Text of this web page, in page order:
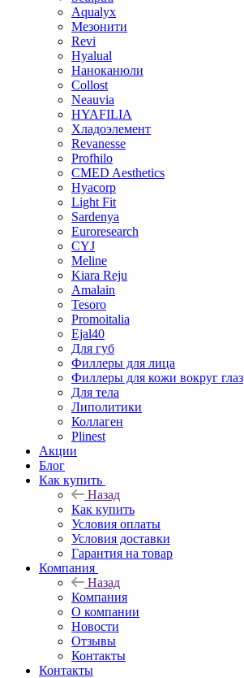
Aqualyx
Мезонити
Revi
Hyalual
Наноканюли
Collost
Neauvia
HYAFILIA
Хладоэлемент
Revanesse
Profhilo
CMED Aesthetics
Hyacorp
Light Fit
Sardenya
Euroresearch
CYJ
Meline
Kiara Reju
Amalain
Tesoro
Promoitalia
Ejal40
Для губ
Филлеры для лица
Филлеры для кожи вокруг глаз
Для тела
Липолитики
Коллаген
Plinest
Акции
Блог
Как купить
Назад
Как купить
Условия оплаты
Условия доставки
Гарантия на товар
Компания
Назад
Компания
О компании
Новости
Отзывы
Контакты
Контакты